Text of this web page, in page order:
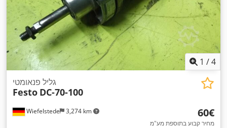
1 /4
Wiefelstede 3,274 km
גליל פנאומטי
Festo DC-70-100
‏60 ‏€
מחיר קבוע בתוספת מע"מ